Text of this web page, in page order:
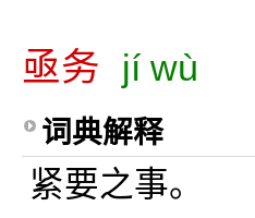
亟务 jí wù
词典解释
紧要之事。